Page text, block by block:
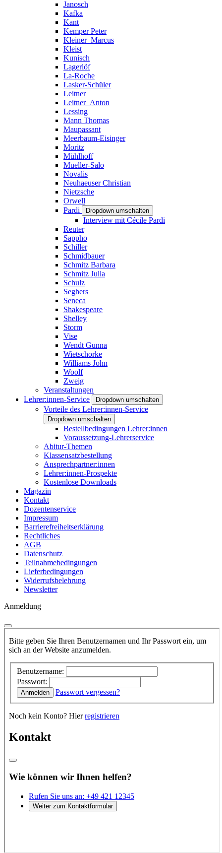
Janosch
Kafka
Kant
Kemper Peter
Kleiner_Marcus
Kleist
Kunisch
Lagerlöf
La-Roche
Lasker-Schüler
Leitner
Leitner_Anton
Lessing
Mann Thomas
Maupassant
Meerbaum-Eisinger
Moritz
Mühlhoff
Mueller-Salo
Novalis
Neuhaeuser Christian
Nietzsche
Orwell
Pardi
Dropdown umschalten
Interview mit Cécile Pardi
Reuter
Sappho
Schiller
Schmidbauer
Schmitz Barbara
Schmitz Julia
Schulz
Seghers
Seneca
Shakespeare
Shelley
Storm
Vise
Wendt Gunna
Wietschorke
Williams John
Woolf
Zweig
Veranstaltungen
Lehrer:innen-Service
Dropdown umschalten
Vorteile des Lehrer:innen-Service
Dropdown umschalten
Bestellbedingungen Lehrer:innen
Voraussetzung-Lehrerservice
Abitur-Themen
Klassensatzbestellung
Ansprechpartner:innen
Lehrer:innen-Prospekte
Kostenlose Downloads
Magazin
Kontakt
Dozentenservice
Impressum
Barrierefreiheitserklärung
Rechtliches
AGB
Datenschutz
Teilnahmebedingungen
Lieferbedingungen
Widerrufsbelehrung
Newsletter
Anmeldung